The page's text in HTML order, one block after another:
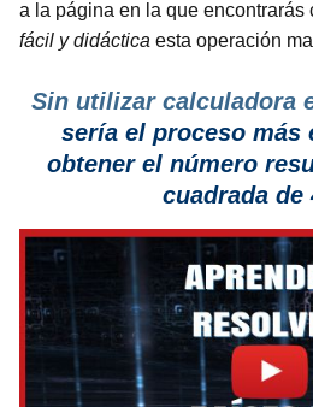
a la página en la que encontrarás
fácil y didáctica esta operación
Sin utilizar calculadora
sería el proceso más
obtener el número
cuadrada de